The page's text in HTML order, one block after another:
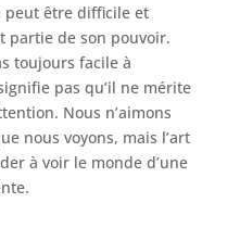
peut être difficile et
partie de son pouvoir.
toujours facile à
pas qu’il ne mérite
Nous n’aimons
nous voyons, mais l’art
à voir le monde d’une